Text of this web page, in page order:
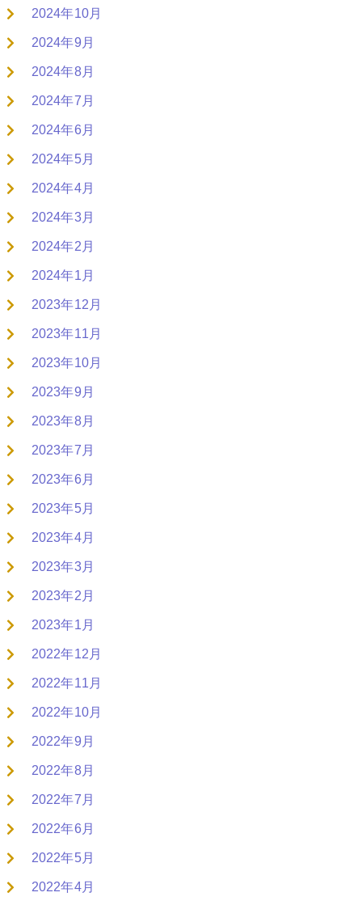
2024年10月
2024年9月
2024年8月
2024年7月
2024年6月
2024年5月
2024年4月
2024年3月
2024年2月
2024年1月
2023年12月
2023年11月
2023年10月
2023年9月
2023年8月
2023年7月
2023年6月
2023年5月
2023年4月
2023年3月
2023年2月
2023年1月
2022年12月
2022年11月
2022年10月
2022年9月
2022年8月
2022年7月
2022年6月
2022年5月
2022年4月